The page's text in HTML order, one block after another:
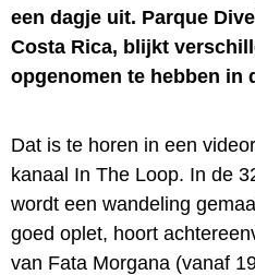
een dagje uit. Parque
Costa Rica, blijkt
opgenomen te hebben in
Dat is te horen in een
kanaal In The Loop. In de
wordt een wandeling
goed oplet, hoort
van Fata Morgana (vanaf